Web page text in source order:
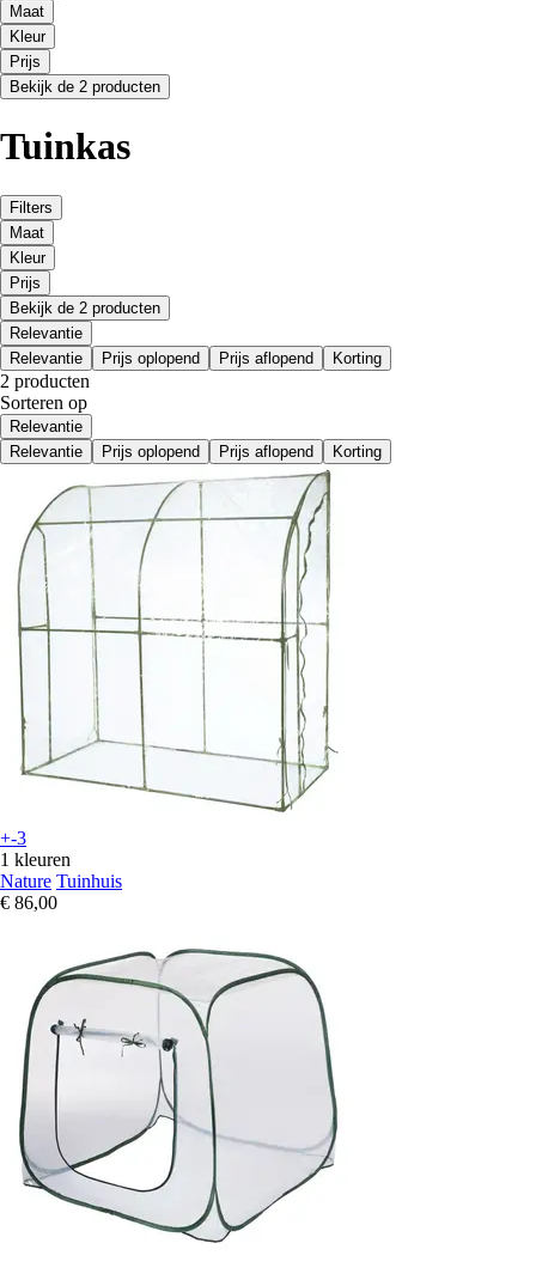
Maat
Kleur
Prijs
Bekijk de 2 producten
Tuinkas
Filters
Maat
Kleur
Prijs
Bekijk de 2 producten
Relevantie
Relevantie
Prijs oplopend Prijs aflopend Korting
2 producten
Sorteren op
Relevantie
Relevantie
Prijs oplopend Prijs aflopend Korting
+-3
1 kleuren
Nature Tuinhuis
€ 86,00